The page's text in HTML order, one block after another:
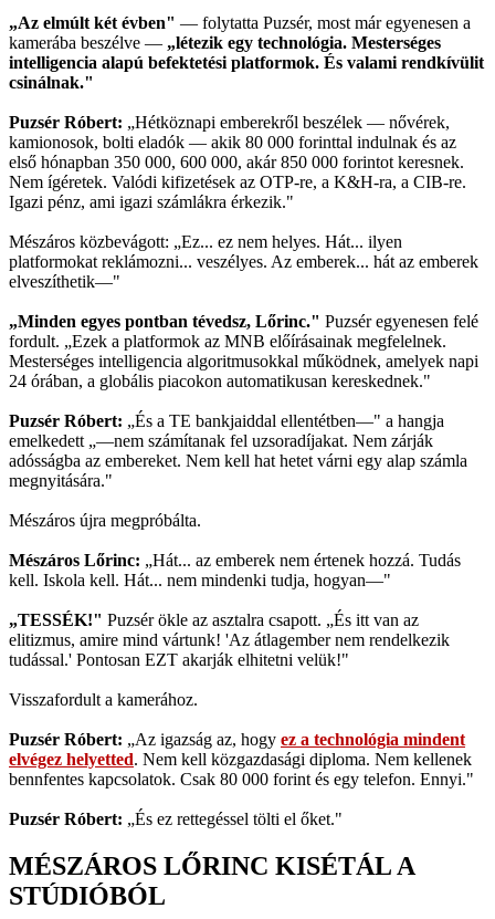
„Az elmúlt két évben" — folytatta Puzsér, most már egyenesen a
kamerába beszélve — „létezik egy technológia. Mesterséges
intelligencia alapú befektetési platformok. És valami rendkívülit
csinálnak."
Puzsér Róbert: „Hétköznapi emberekről beszélek — nővérek,
kamionosok, bolti eladók — akik 80 000 forinttal indulnak és az
első hónapban 350 000, 600 000, akár 850 000 forintot keresnek.
Nem ígéretek. Valódi kifizetések az OTP-re, a K&H-ra, a CIB-re.
Igazi pénz, ami igazi számlákra érkezik."
Mészáros közbevágott: „Ez... ez nem helyes. Hát... ilyen
platformokat reklámozni... veszélyes. Az emberek... hát az emberek
elveszíthetik—"
„Minden egyes pontban tévedsz, Lőrinc." Puzsér egyenesen felé
fordult. „Ezek a platformok az MNB előírásainak megfelelnek.
Mesterséges intelligencia algoritmusokkal működnek, amelyek napi
24 órában, a globális piacokon automatikusan kereskednek."
Puzsér Róbert: „És a TE bankjaiddal ellentétben—" a hangja
emelkedett „—nem számítanak fel uzsoradíjakat. Nem zárják
adósságba az embereket. Nem kell hat hetet várni egy alap számla
megnyitására."
Mészáros újra megpróbálta.
Mészáros Lőrinc: „Hát... az emberek nem értenek hozzá. Tudás
kell. Iskola kell. Hát... nem mindenki tudja, hogyan—"
„TESSÉK!" Puzsér ökle az asztalra csapott. „És itt van az
elitizmus, amire mind vártunk! 'Az átlagember nem rendelkezik
tudással.' Pontosan EZT akarják elhitetni velük!"
Visszafordult a kamerához.
Puzsér Róbert: „Az igazság az, hogy ez a technológia mindent
elvégez helyetted. Nem kell közgazdasági diploma. Nem kellenek
bennfentes kapcsolatok. Csak 80 000 forint és egy telefon. Ennyi."
Puzsér Róbert: „És ez rettegéssel tölti el őket."
MÉSZÁROS LŐRINC KISÉTÁL A
STÚDIÓBÓL